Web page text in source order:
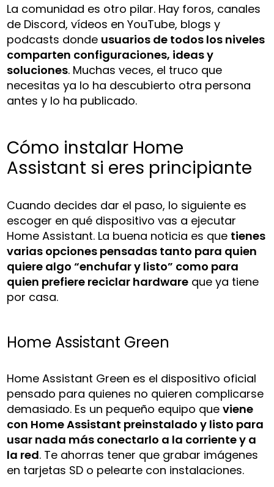
La comunidad es otro pilar. Hay foros, canales
de Discord, vídeos en YouTube, blogs y
podcasts donde usuarios de todos los niveles
comparten configuraciones, ideas y
soluciones. Muchas veces, el truco que
necesitas ya lo ha descubierto otra persona
antes y lo ha publicado.
Cómo instalar Home
Assistant si eres principiante
Cuando decides dar el paso, lo siguiente es
escoger en qué dispositivo vas a ejecutar
Home Assistant. La buena noticia es que tienes
varias opciones pensadas tanto para quien
quiere algo “enchufar y listo” como para
quien prefiere reciclar hardware que ya tiene
por casa.
Home Assistant Green
Home Assistant Green es el dispositivo oficial
pensado para quienes no quieren complicarse
demasiado. Es un pequeño equipo queviene
con Home Assistant preinstalado y listo para
usar nada más conectarlo a la corriente y a
la red. Te ahorras tener que grabar imágenes
en tarjetas SD o pelearte con instalaciones.